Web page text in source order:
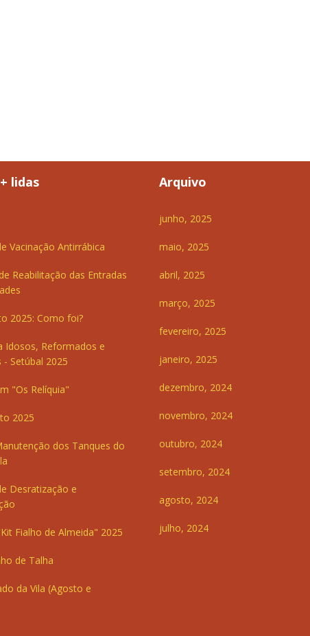
lidas
Vacinação Antirrábica
Reabilitação das Entradas
2025: Como foi?
Idosos, Reformados e
- Setúbal 2025
"Os Relíquia"
2025
dos Tanques do
Desratização e
Fialho de Almeida" 2025
de Talha
da Vila (Agosto e
Arquivo
junho, 2025
maio, 2025
abril, 2025
março, 2025
fevereiro, 2025
janeiro, 2025
dezembro, 2024
novembro, 2024
outubro, 2024
setembro, 2024
agosto, 2024
julho, 2024